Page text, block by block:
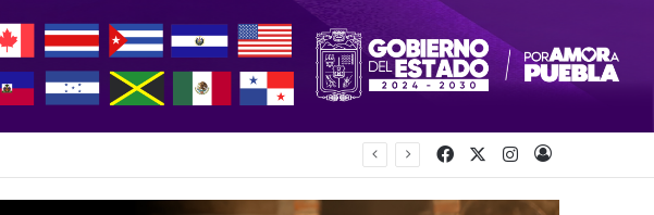
FacebookInstagram
Acceso